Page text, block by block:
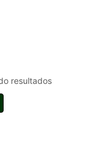
resultados